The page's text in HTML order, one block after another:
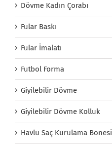
Dövme Kadın Çorabı
Fular Baskı
Fular İmalatı
Futbol Forma
Giyilebilir Dövme
Giyilebilir Dövme Kolluk
Havlu Saç Kurulama Bonesi